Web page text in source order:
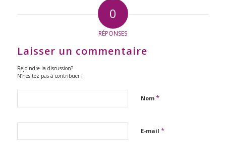
0
RÉPONSES
Laisser un commentaire
Rejoindre la discussion?
N’hésitez pas à contribuer !
Nom *
E-mail *